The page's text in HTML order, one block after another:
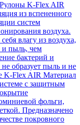
K-Flex AIR
из вспененного
систем
воздуха.
влагу из воздуха,
и пыль, чем
бактерий и
образует пыль и не
K-Flex AIR Материал
c защитным
фольги,
Предназначено
покровного